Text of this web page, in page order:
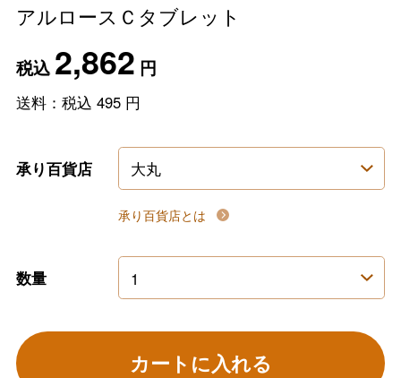
アルロースＣタブレット
税込2,862 円
送料：税込 495円
承り百貨店
承り百貨店とは
数量
カートに入れる